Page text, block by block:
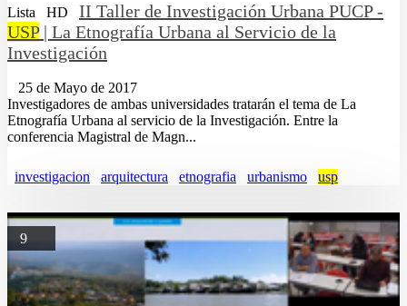
Lista HD
II Taller de Investigación Urbana PUCP -
USP| La Etnografía Urbana al Servicio de la
Investigación
25 de Mayo de 2017
Investigadores de ambas universidades tratarán el tema de La
Etnografía Urbana al servicio de la Investigación. Entre la
conferencia Magistral de Magn...
investigacion arquitectura etnografia urbanismo usp
9